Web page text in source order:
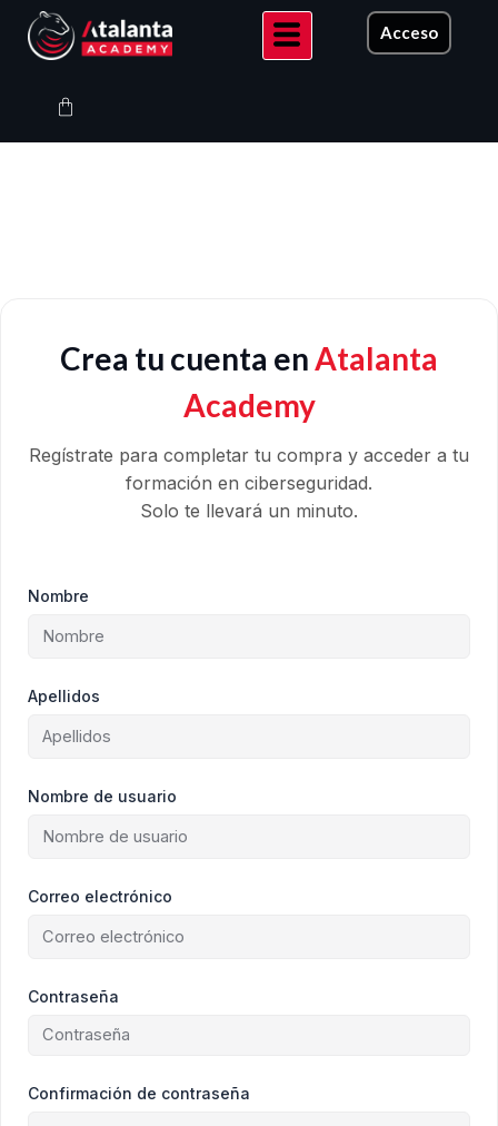
contenido
Acceso
Carrito
Crea tu cuenta enAtalanta
Academy
Regístrate para completar tu compra y acceder a tu
formación en ciberseguridad.
Solo te llevará un minuto.
Nombre
Apellidos
Nombre de usuario
Correo electrónico
Contraseña
Confirmación de contraseña